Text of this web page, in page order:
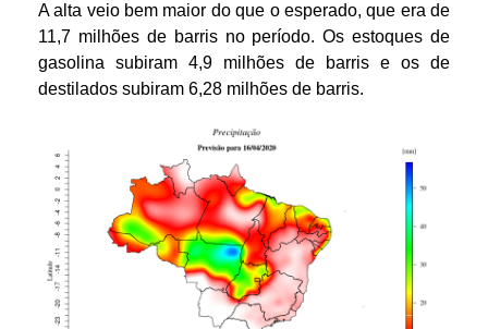
A alta veio bem maior do que o esperado, que era de
11,7 milhões de barris no período. Os estoques de
gasolina subiram 4,9 milhões de barris e os de
destilados subiram 6,28 milhões de barris.